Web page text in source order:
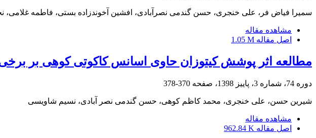
سمیرا فیاض فر، علی خنجری، حسن گندمی نصرآبادی، افشین آخوندزاده بستی، فاطمه غلامی،
مشاهده مقاله
اصل مقاله 1.05 M
مطالعه اثر پوشش کیتوزان حاوی اسانس کاکوتی کوهی بر
دوره 74، شماره 3، پاییز 1398، صفحه 370-378
شیرین حسن، علی خنجری، محمد کاظم کوهی، حسن گندمی نصر آبادی، نسیم شاویسی
مشاهده مقاله
اصل مقاله 962.84 K